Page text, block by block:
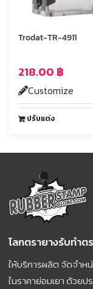
Trodat-TR-4911
218.00 ฿
Customize
ปรับแต่ง
โลกตรายางรับทำต
ให้บริการผลิต จัดจำห
ในราคาย่อมเยา ด้วย